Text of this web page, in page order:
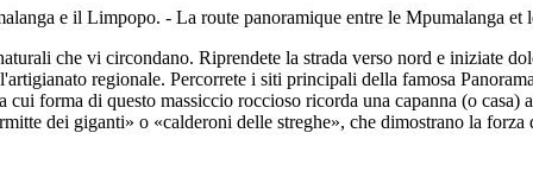
che vi circondano. Riprendete la strada verso nord e iniziate
regionale. Percorrete i siti principali della famosa
forma di questo massiccio roccioso ricorda una capanna (o
dei giganti» o «calderoni delle streghe», che dimostrano la